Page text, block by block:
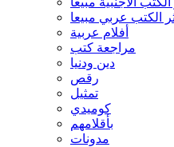
الكتب عربي مبيعا
أفلام عربية
مراجعة كتب
دين ودنيا
رقص
تمثيل
كوميدي
بأقلامهم
مدونات